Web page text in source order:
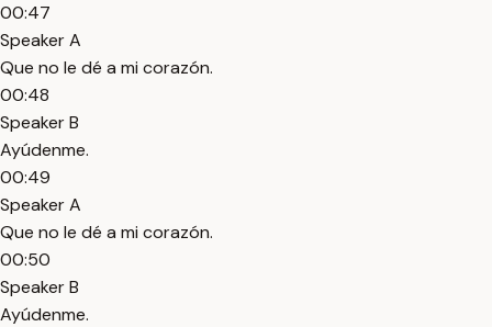
00:47
Speaker A
Que no le dé a mi corazón.
00:48
Speaker B
Ayúdenme.
00:49
Speaker A
Que no le dé a mi corazón.
00:50
Speaker B
Ayúdenme.